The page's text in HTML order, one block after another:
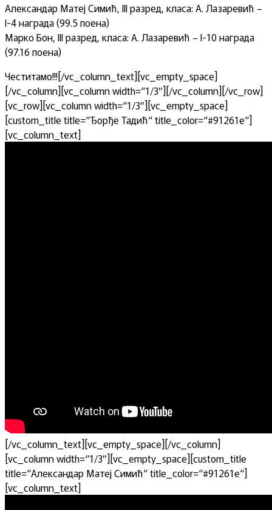
Александар Матеј Симић, III разред, класа: А. Лазаревић –
I-4 награда (99.5 поена)
Марко Бон, III разред, класа: А. Лазаревић – I-10 награда
(97.16 поена)
Честитамо!!![/vc_column_text][vc_empty_space]
[/vc_column][vc_column width=“1/3″][/vc_column][/vc_row]
[vc_row][vc_column width=“1/3″][vc_empty_space]
[custom_title title=“Ђорђе Тадић“ title_color=“#91261e“]
[vc_column_text]
[/vc_column_text][vc_empty_space][/vc_column]
[vc_column width=“1/3″][vc_empty_space][custom_title
title=“Александар Матеј Симић“ title_color=“#91261e“]
[vc_column_text]